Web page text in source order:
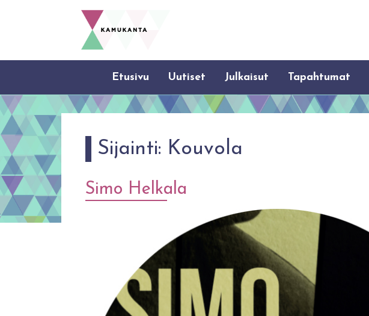
Etusivu Uutiset Julkaisut Tapahtumat
Sijainti: Kouvola
Simo Helkala